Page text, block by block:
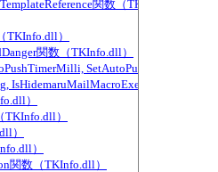
関数（TKInfo.dll）
TKInfo.dll）
関数（TKInfo.dll）
SetAutoPushTimerEver,
IsHidemaruMailMacroExecuting関数（
）
TKInfo.dll）
）
）
関数（TKInfo.dll）